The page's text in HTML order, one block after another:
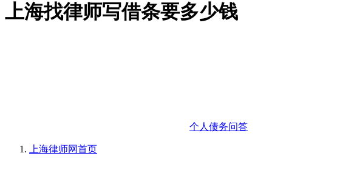
上海找律师写借条要多少钱
个人债务问答
上海律师网首页